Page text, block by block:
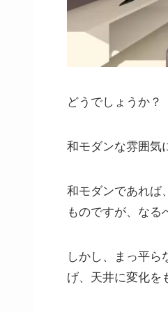
どうでしょうか？
和モダンな雰囲気
和モダンであれば
ものですが、な
しかし、まっ平
げ、天井に変化を